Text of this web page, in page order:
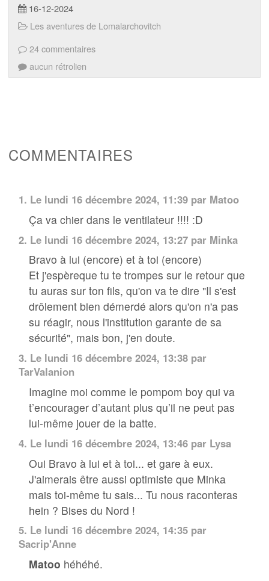
16-12-2024
Les aventures de Lomalarchovitch
24 commentaires
aucun rétrolien
COMMENTAIRES
1. Le lundi 16 décembre 2024, 11:39 par Matoo
Ça va chier dans le ventilateur !!!! :D
2. Le lundi 16 décembre 2024, 13:27 par Minka
Bravo à lui (encore) et à toi (encore)
Et j'espèreque tu te trompes sur le retour que
tu auras sur ton fils, qu'on va te dire "Il s'est
drôlement bien démerdé alors qu'on n'a pas
su réagir, nous l'institution garante de sa
sécurité", mais bon, j'en doute.
3. Le lundi 16 décembre 2024, 13:38 par
TarValanion
Imagine moi comme le pompom boy qui va
t’encourager d’autant plus qu’il ne peut pas
lui-même jouer de la batte.
4. Le lundi 16 décembre 2024, 13:46 par Lysa
Oui Bravo à lui et à toi... et gare à eux.
J'aimerais être aussi optimiste que Minka
mais toi-même tu sais... Tu nous raconteras
hein ? Bises du Nord !
5. Le lundi 16 décembre 2024, 14:35 par
Sacrip'Anne
Matoo héhéhé.